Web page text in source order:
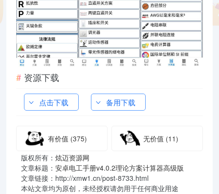
资源下载
点击下载 备用下载
有价值 (375) 无价值 (11)
版权所有：炫迈资源网
文章标题：安卓电工手册v4.0.2理论方案计算器高级版
文章链接：http://xmw1.cn/post-8733.html
本站文章均为原创，未经授权请勿用于任何商业用途